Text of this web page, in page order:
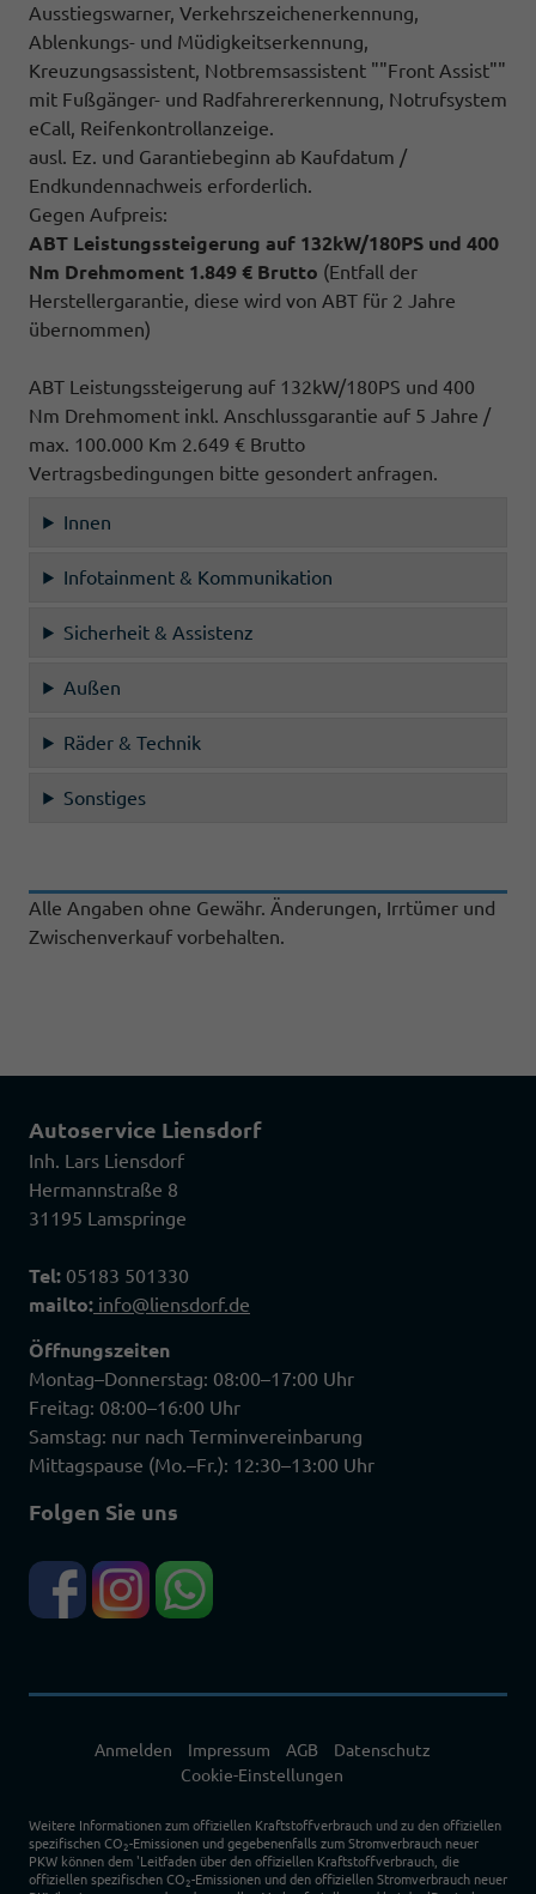
Ausstiegswarner, Verkehrszeichenerkennung,
Ablenkungs- und Müdigkeitserkennung,
Kreuzungsassistent, Notbremsassistent ""Front Assist""
mit Fußgänger- und Radfahrererkennung, Notrufsystem
eCall, Reifenkontrollanzeige.
ausl. Ez. und Garantiebeginn ab Kaufdatum /
Endkundennachweis erforderlich.
Gegen Aufpreis:
ABT Leistungssteigerung auf 132kW/180PS und 400
Nm Drehmoment 1.849 € Brutto (Entfall der
Herstellergarantie, diese wird von ABT für 2 Jahre
übernommen)
ABT Leistungssteigerung auf 132kW/180PS und 400
Nm Drehmoment inkl. Anschlussgarantie auf 5 Jahre /
max. 100.000 Km 2.649 € Brutto
Vertragsbedingungen bitte gesondert anfragen.
Innen
Infotainment & Kommunikation
Sicherheit & Assistenz
Außen
Räder & Technik
Sonstiges
Alle Angaben ohne Gewähr. Änderungen, Irrtümer und
Zwischenverkauf vorbehalten.
Autoservice Liensdorf
Inh. Lars Liensdorf
Hermannstraße 8
31195 Lamspringe
Tel: 05183 501330
mailto: info@liensdorf.de
Öffnungszeiten
Montag–Donnerstag: 08:00–17:00 Uhr
Freitag: 08:00–16:00 Uhr
Samstag: nur nach Terminvereinbarung
Mittagspause (Mo.–Fr.): 12:30–13:00 Uhr
Folgen Sie uns
Anmelden Impressum AGB
Datenschutz
Cookie-Einstellungen
Weitere Informationen zum offiziellen Kraftstoffverbrauch und zu den offiziellen
spezifischen CO2-Emissionen und gegebenenfalls zum Stromverbrauch neuer
PKW können dem 'Leitfaden über den offiziellen Kraftstoffverbrauch, die
offiziellen spezifischen CO2-Emissionen und den offiziellen Stromverbrauch neuer